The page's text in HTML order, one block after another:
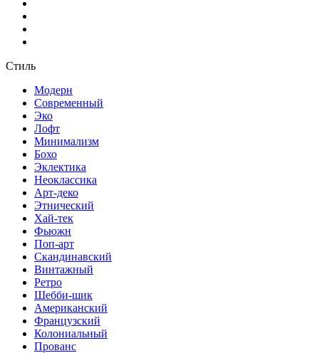
Стиль
Модерн
Современный
Эко
Лофт
Минимализм
Бохо
Эклектика
Неоклассика
Арт-деко
Этнический
Хай-тек
Фьюжн
Поп-арт
Скандинавский
Винтажный
Ретро
Шебби-шик
Американский
Французский
Колониальный
Прованс